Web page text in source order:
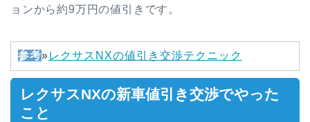
ョンから約9万円の値引きです。
参考»レクサスNXの値引き交渉テクニック
レクサスNXの新車値引き交渉でやった
こと